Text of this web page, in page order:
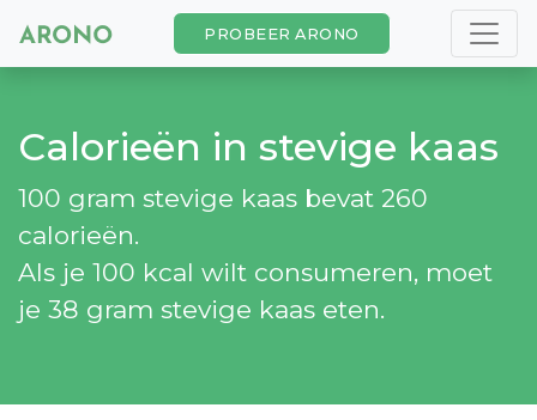
PROBEER ARONO
Calorieën in stevige kaas
100 gram stevige kaas bevat 260
calorieën.
Als je 100 kcal wilt consumeren, moet
je 38 gram stevige kaas eten.